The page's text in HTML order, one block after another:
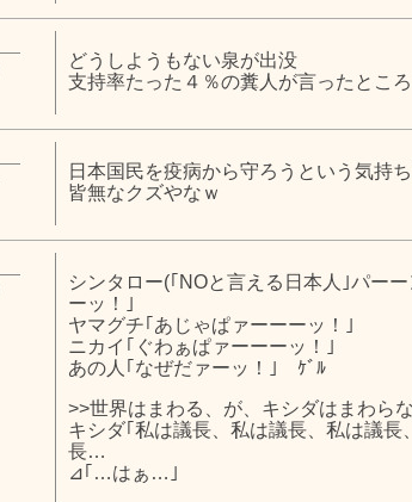
どうしようもない泉が出没
支持率たった４％の糞人が言ったとこ
日本国民を疫病から守ろうという気持
皆無なクズやなｗ
シンタロー(｢NOと言える日本人｣パー
ーッ！｣
ヤマグチ｢あじゃぱァーーーッ！｣
ニカイ｢ぐわぁぱァーーーッ！｣
あの人｢なぜだァーッ！｣ ｹﾞﾙ
>>世界はまわる、が、キシダはまわら
キシダ｢私は議長、私は議長、私は議
長…
⊿｢…はぁ…｣